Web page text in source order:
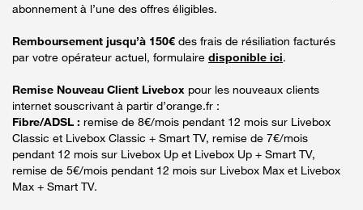
abonnement à l’une des offres éligibles.
Remboursement jusqu’à 150€ des frais de résiliation facturés
par votre opérateur actuel, formulaire disponible ici.
Remise Nouveau Client Livebox pour les nouveaux clients
internet souscrivant à partir d’orange.fr :
Fibre/ADSL : remise de 8€/mois pendant 12 mois sur Livebox
Classic et Livebox Classic + Smart TV, remise de 7€/mois
pendant 12 mois sur Livebox Up et Livebox Up + Smart TV,
remise de 5€/mois pendant 12 mois sur Livebox Max et Livebox
Max + Smart TV.